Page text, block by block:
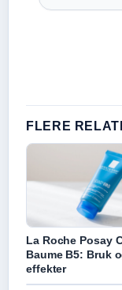
FLERE
La Roche Posay
Baume B5: Bruk
effekter